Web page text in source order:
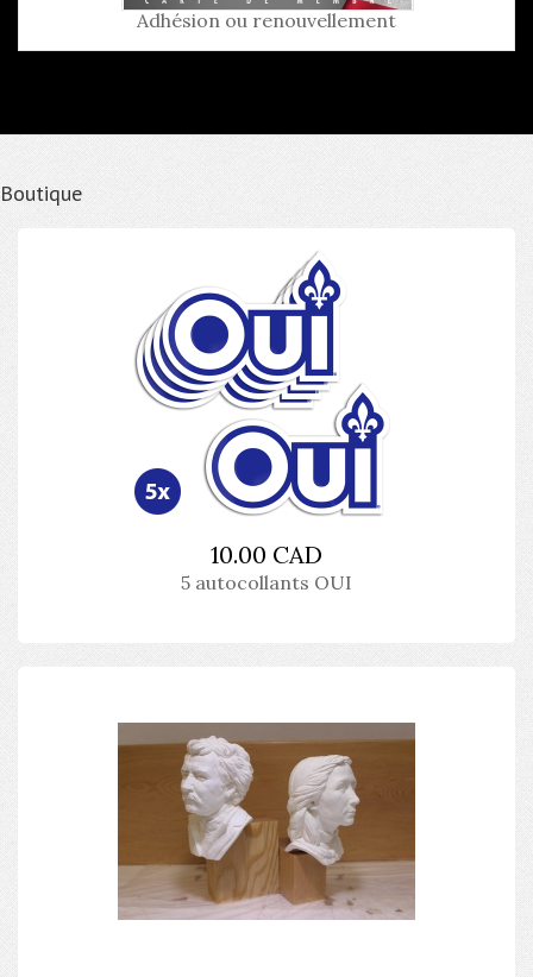
Adhésion ou renouvellement
Boutique
10.00 CAD
5 autocollants OUI